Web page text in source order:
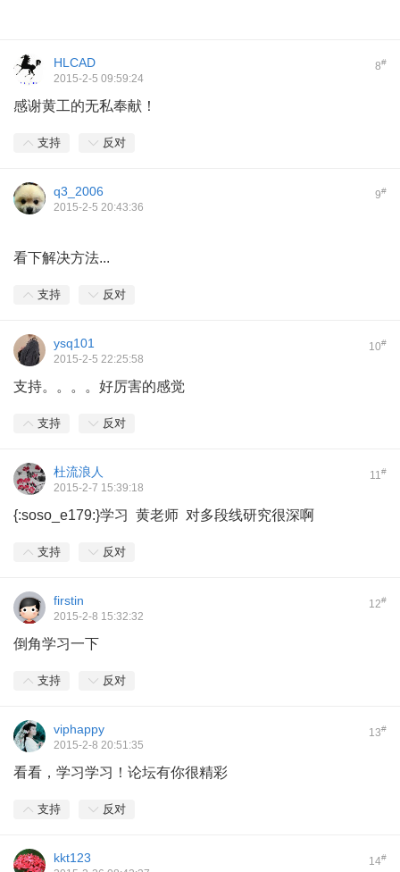
8#
HLCAD
2015-2-5 09:59:24
感谢黄工的无私奉献！
支持 反对
9#
q3_2006
2015-2-5 20:43:36
看下解决方法...
支持 反对
10#
ysq101
2015-2-5 22:25:58
支持。。。。好厉害的感觉
支持 反对
11#
杜流浪人
2015-2-7 15:39:18
{:soso_e179:}学习 黄老师 对多段线研究很深啊
支持 反对
12#
firstin
2015-2-8 15:32:32
倒角学习一下
支持 反对
13#
viphappy
2015-2-8 20:51:35
看看，学习学习！论坛有你很精彩
支持 反对
14#
kkt123